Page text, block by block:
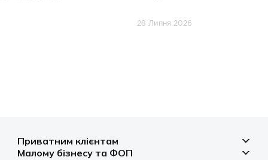
28 Липня 2026
Приватним клієнтам
Депозити
Малому бізнесу та ФОП